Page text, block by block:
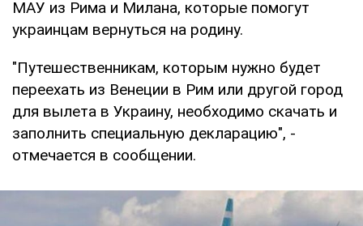
МАУ из Рима и Милана, которые помогут
украинцам вернуться на родину.
"Путешественникам, которым нужно будет
переехать из Венеции в Рим или другой город
для вылета в Украину, необходимо скачать и
заполнить специальную декларацию", -
отмечается в сообщении.